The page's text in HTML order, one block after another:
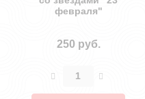
февраля"
250 руб.